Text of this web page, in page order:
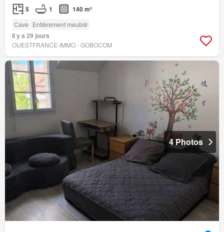
5 1 140 m²
Cave Entièrement meublé
Il y a 29 jours
OUESTFRANCE-IMMO - GOBOCOM
4 Photos